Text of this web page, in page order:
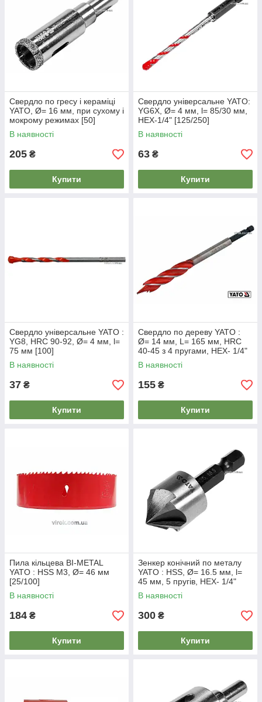
Свердло по гресу і кераміці
YATO, Ø= 16 мм, при сухому і
мокрому режимах [50]
В наявності
205 ₴
Купити
Свердло універсальне YATO:
YG6X, Ø= 4 мм, l= 85/30 мм,
HEX-1/4" [125/250]
В наявності
63 ₴
Купити
Свердло універсальне YATO :
YG8, HRC 90-92, Ø= 4 мм, l=
75 мм [100]
В наявності
37 ₴
Купити
Свердло по дереву YATO :
Ø= 14 мм, L= 165 мм, HRC
40-45 з 4 пругами, HEX- 1/4"
[100]
В наявності
155 ₴
Купити
Пила кільцева BI-METAL
YATO : HSS M3, Ø= 46 мм
[25/100]
В наявності
184 ₴
Купити
Зенкер конічний по металу
YATO : HSS, Ø= 16.5 мм, l=
45 мм, 5 пругів, HEX- 1/4"
[25/100]
В наявності
300 ₴
Купити